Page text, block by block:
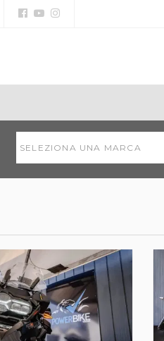
SELEZIONA UNA MARCA